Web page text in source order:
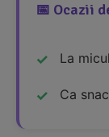
📅 Ocazii
La
Ca